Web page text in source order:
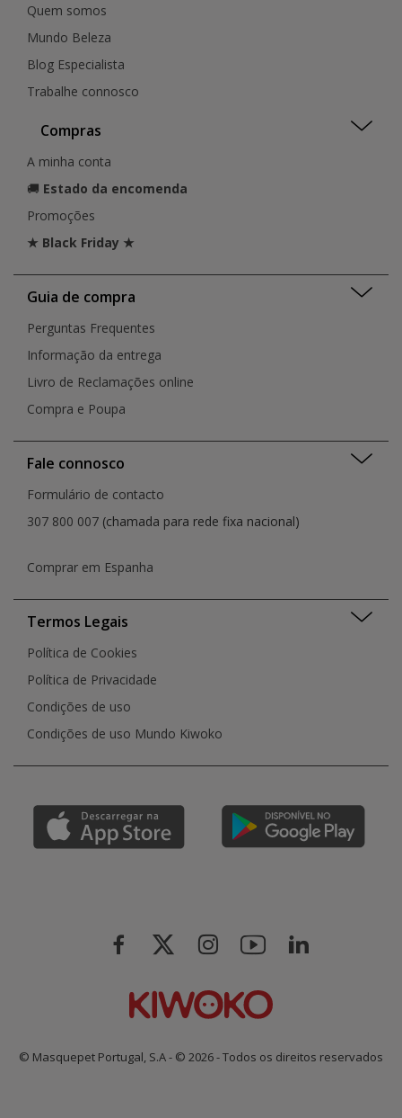
Quem somos
Mundo Beleza
Blog Especialista
Trabalhe connosco
Compras
A minha conta
🚚 Estado da encomenda
Promoções
★ Black Friday ★
Guia de compra
Perguntas Frequentes
Informação da entrega
Livro de Reclamações online
Compra e Poupa
Fale connosco
Formulário de contacto
307 800 007 (chamada para rede fixa nacional)
Comprar em Espanha
Termos Legais
Política de Cookies
Política de Privacidade
Condições de uso
Condições de uso Mundo Kiwoko
© Masquepet Portugal, S.A - © 2026 - Todos os direitos reservados